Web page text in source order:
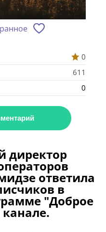
0
611
0
директор
ответила
в
"Доброе